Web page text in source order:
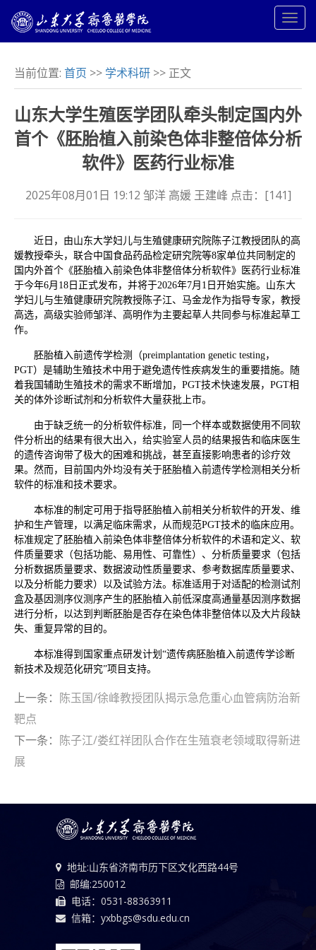
当前位置: 首页 >> 学术科研 >> 正文
山东大学生殖医学团队牵头制定国内外
首个《胚胎植入前染色体非整倍体分析
软件》医药行业标准
2025年08月01日 19:12 邹洋 高媛 王建峰 点击：[141]
近日，由山东大学妇儿与生殖健康研究院陈子江教授团队的高
媛教授牵头，联合中国食品药品检定研究院等8家单位共同制定的
国内外首个《胚胎植入前染色体非整倍体分析软件》医药行业标准
于今年6月18日正式发布，并将于2026年7月1日开始实施。山东大
学妇儿与生殖健康研究院教授陈子江、马金龙作为指导专家，教授
高选，高级实验师邹洋、高明作为主要起草人共同参与标准起草工
作。
胚胎植入前遗传学检测（preimplantation genetic testing，
PGT）是辅助生殖技术中用于避免遗传性疾病发生的重要措施。随
着我国辅助生殖技术的需求不断增加，PGT技术快速发展，PGT相
关的体外诊断试剂和分析软件大量获批上市。
由于缺乏统一的分析软件标准，同一个样本或数据使用不同软
件分析出的结果有很大出入，给实验室人员的结果报告和临床医生
的遗传咨询带了极大的困难和挑战，甚至直接影响患者的诊疗效
果。然而，目前国内外均没有关于胚胎植入前遗传学检测相关分析
软件的标准和技术要求。
本标准的制定可用于指导胚胎植入前相关分析软件的开发、维
护和生产管理，以满足临床需求，从而规范PGT技术的临床应用。
标准规定了胚胎植入前染色体非整倍体分析软件的术语和定义、软
件质量要求（包括功能、易用性、可靠性）、分析质量要求（包括
分析数据质量要求、数据波动性质量要求、参考数据库质量要求、
以及分析能力要求）以及试验方法。标准适用于对适配的检测试剂
盒及基因测序仪测序产生的胚胎植入前低深度高通量基因测序数据
进行分析，以达到判断胚胎是否存在染色体非整倍体以及大片段缺
失、重复异常的目的。
本标准得到国家重点研发计划“遗传病胚胎植入前遗传学诊断
新技术及规范化研究”项目支持。
上一条： 陈玉国/徐峰教授团队揭示急危重心血管病防治新
靶点
下一条： 陈子江/娄红祥团队合作在生殖衰老领域取得新进
展
地址:山东省济南市历下区文化西路44号
邮编:250012
电话：0531-88363911
信箱：yxbbgs@sdu.edu.cn